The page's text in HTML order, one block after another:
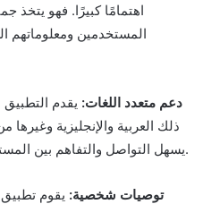
اهتمامًا كبيرًا. فهو يتخذ
المستخدمين ومعلوماتهم
4. دعم متعدد اللغات: يقدم
ذلك العربية والإنجليزية
يسهل التواصل والتفاهم بين المستخدمين من خلفيات ثقافية مختلفة.
5. توصيات شخصية: يقوم